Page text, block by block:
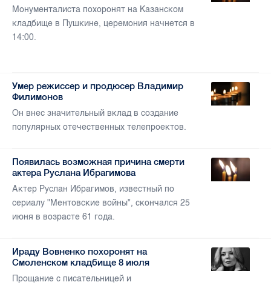
Монументалиста похоронят на Казанском
кладбище в Пушкине, церемония начнется в
14:00.
Умер режиссер и продюсер Владимир
Филимонов
Он внес значительный вклад в создание
популярных отечественных телепроектов.
Появилась возможная причина смерти
актера Руслана Ибрагимова
Актер Руслан Ибрагимов, известный по
сериалу "Ментовские войны", скончался 25
июня в возрасте 61 года.
Ираду Вовненко похоронят на
Смоленском кладбище 8 июля
Прощание с писательницей и